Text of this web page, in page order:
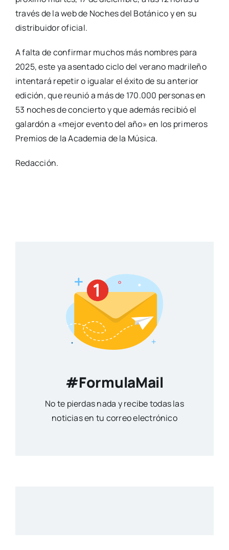
través de la web de Noches del Botánico y en su
distribuidor oficial.
A falta de confirmar muchos más nombres para
2025, este ya asentado ciclo del verano madrileño
intentará repetir o igualar el éxito de su anterior
edición, que reunió a más de 170.000 personas en
53 noches de concierto y que además recibió el
galardón a «mejor evento del año» en los primeros
Premios de la Academia de la Música.
Redacción.
#FormulaMail
No te pierdas nada y recibe todas las
noticias en tu correo electrónico